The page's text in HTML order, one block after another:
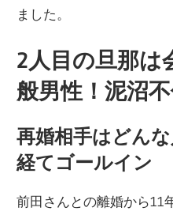
ました。
2人目の旦那は
般男性！泥沼
再婚相手はどん
経てゴールイン
前田さんとの離婚から11